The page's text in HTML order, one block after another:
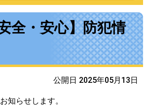
全・安心】防犯情
公開日 2025年05月13日
知らせします。